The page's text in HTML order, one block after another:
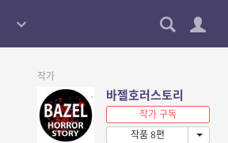
작가
바젤호러스토리
작가 구독
작품 8편